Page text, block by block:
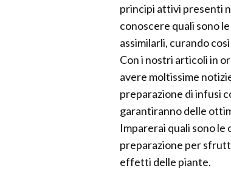
principi attivi presenti
conoscere quali sono
assimilarli, curando
Con i nostri articoli in
avere moltissime
preparazione di infusi
garantiranno delle
Imparerai quali sono
preparazione per
effetti delle piante.